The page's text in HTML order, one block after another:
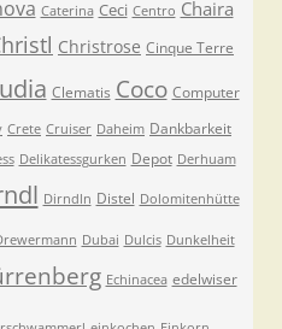
Caterina Ceci Centro Chaira
Christrose Cinque Terre
Clematis Coco Computer
Crete Cruiser Daheim Dankbarkeit
Delikatessgurken Depot Derhuam
Dirndln Distel Dolomitenhütte
Dubai Dulcis Dunkelheit
Echinacea edelwiser